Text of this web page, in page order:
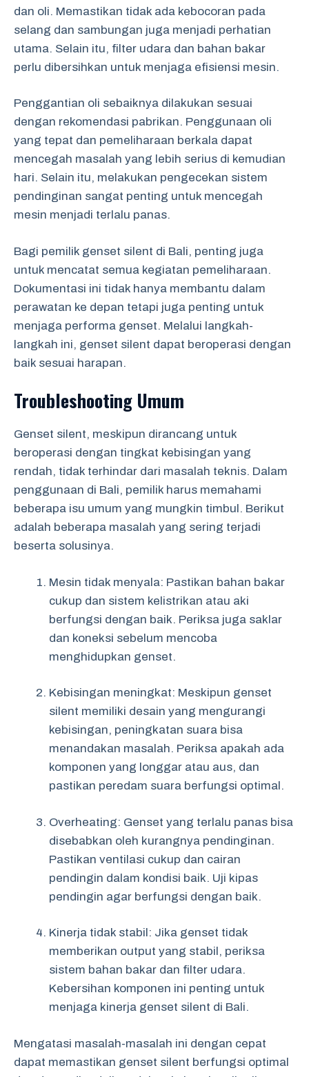
dan oli. Memastikan tidak ada kebocoran pada
selang dan sambungan juga menjadi perhatian
utama. Selain itu, filter udara dan bahan bakar
perlu dibersihkan untuk menjaga efisiensi mesin.
Penggantian oli sebaiknya dilakukan sesuai
dengan rekomendasi pabrikan. Penggunaan oli
yang tepat dan pemeliharaan berkala dapat
mencegah masalah yang lebih serius di kemudian
hari. Selain itu, melakukan pengecekan sistem
pendinginan sangat penting untuk mencegah
mesin menjadi terlalu panas.
Bagi pemilik genset silent di Bali, penting juga
untuk mencatat semua kegiatan pemeliharaan.
Dokumentasi ini tidak hanya membantu dalam
perawatan ke depan tetapi juga penting untuk
menjaga performa genset. Melalui langkah-
langkah ini, genset silent dapat beroperasi dengan
baik sesuai harapan.
Troubleshooting Umum
Genset silent, meskipun dirancang untuk
beroperasi dengan tingkat kebisingan yang
rendah, tidak terhindar dari masalah teknis. Dalam
penggunaan di Bali, pemilik harus memahami
beberapa isu umum yang mungkin timbul. Berikut
adalah beberapa masalah yang sering terjadi
beserta solusinya.
Mesin tidak menyala: Pastikan bahan bakar
cukup dan sistem kelistrikan atau aki
berfungsi dengan baik. Periksa juga saklar
dan koneksi sebelum mencoba
menghidupkan genset.
Kebisingan meningkat: Meskipun genset
silent memiliki desain yang mengurangi
kebisingan, peningkatan suara bisa
menandakan masalah. Periksa apakah ada
komponen yang longgar atau aus, dan
pastikan peredam suara berfungsi optimal.
Overheating: Genset yang terlalu panas bisa
disebabkan oleh kurangnya pendinginan.
Pastikan ventilasi cukup dan cairan
pendingin dalam kondisi baik. Uji kipas
pendingin agar berfungsi dengan baik.
Kinerja tidak stabil: Jika genset tidak
memberikan output yang stabil, periksa
sistem bahan bakar dan filter udara.
Kebersihan komponen ini penting untuk
menjaga kinerja genset silent di Bali.
Mengatasi masalah-masalah ini dengan cepat
dapat memastikan genset silent berfungsi optimal